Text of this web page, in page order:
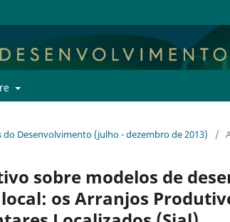
do Desenvolvimento (julho - dezembro de 2013) /
sobre modelos de
os Arranjos